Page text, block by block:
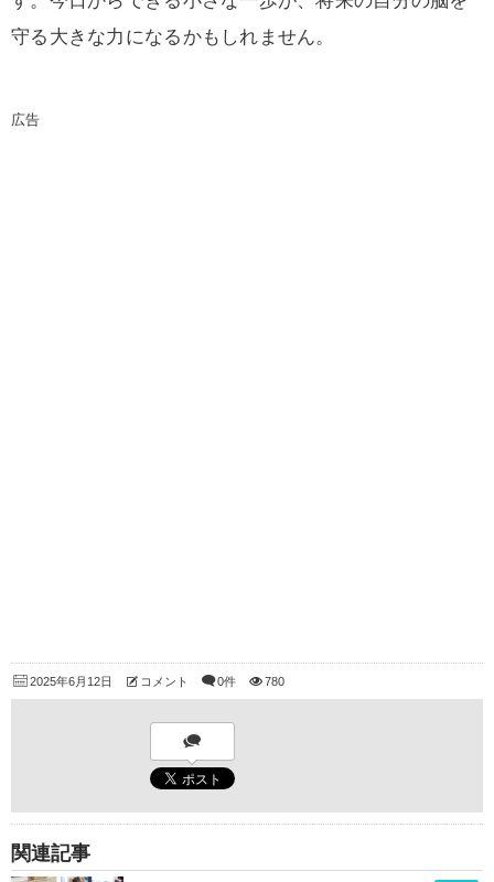
守る大きな力になるかもしれません。
広告
2025年6月12日 コメント 0件 780
関連記事